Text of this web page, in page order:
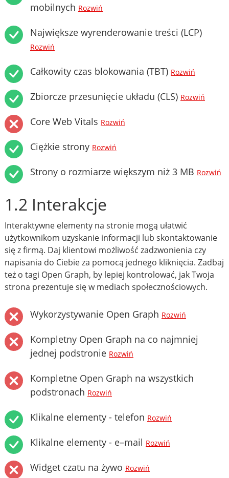
mobilnych Rozwiń
Największe wyrenderowanie treści (LCP)
Rozwiń
Całkowity czas blokowania (TBT) Rozwiń
Zbiorcze przesunięcie układu (CLS) Rozwiń
Core Web Vitals Rozwiń
Ciężkie strony Rozwiń
Strony o rozmiarze większym niż 3 MB Rozwiń
1.2 Interakcje
Interaktywne elementy na stronie mogą ułatwić
użytkownikom uzyskanie informacji lub skontaktowanie
się z firmą. Daj klientowi możliwość zadzwonienia czy
napisania do Ciebie za pomocą jednego kliknięcia. Zadbaj
też o tagi Open Graph, by lepiej kontrolować, jak Twoja
strona prezentuje się w mediach społecznościowych.
Wykorzystywanie Open Graph Rozwiń
Kompletny Open Graph na co najmniej
jednej podstronie Rozwiń
Kompletne Open Graph na wszystkich
podstronach Rozwiń
Klikalne elementy - telefon Rozwiń
Klikalne elementy - e–mail Rozwiń
Widget czatu na żywo Rozwiń